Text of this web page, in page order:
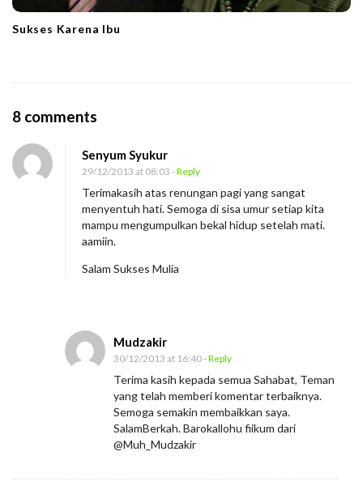
Sukses Karena Ibu
8 comments
T
r
g
e
t
t
Senyum Syukur
29/12/2013 at 08:03 - Reply
Terimakasih atas renungan pagi yang sangat
menyentuh hati. Semoga di sisa umur setiap kita
mampu mengumpulkan bekal hidup setelah mati.
aamiin.
Salam Sukses Mulia
Mudzakir
30/12/2013 at 16:40- Reply
Terima kasih kepada semua Sahabat, Teman
yang telah memberi komentar terbaiknya.
Semoga semakin membaikkan saya.
SalamBerkah. Barokallohu fiikum dari
@Muh_Mudzakir